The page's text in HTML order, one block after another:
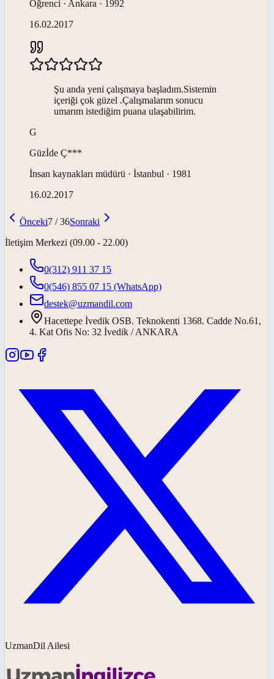
Öğrenci · Ankara · 1992
16.02.2017
Şu anda yeni çalışmaya başladım.Sistemin
içeriği çok güzel .Çalışmalarım sonucu
umarım istediğim puana ulaşabilirim.
G
Güzİde Ç***
İnsan kaynakları müdürü · İstanbul · 1981
16.02.2017
Önceki7 /36Sonraki
İletişim Merkezi (09.00 - 22.00)
0(312) 911 37 15
0(546) 855 07 15 (WhatsApp)
destek@uzmandil.com
Hacettepe İvedik OSB. Teknokenti 1368. Cadde No.61,
4. Kat Ofis No: 32 İvedik / ANKARA
UzmanDil Ailesi